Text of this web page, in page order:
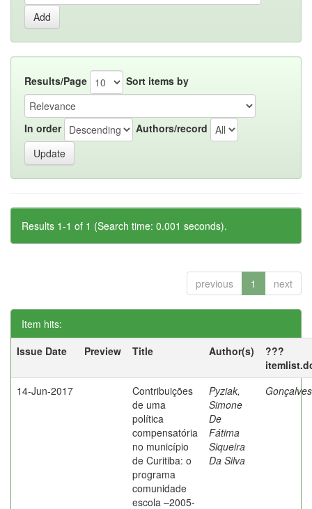
Results/Page Sort items by
In order Authors/record
Results 1-1 of 1 (Search time: 0.001 seconds).
previous 1 next
Item hits:
Issue Date
Preview Title Author(s)
???
14-Jun-2017
Contribuições
de uma
política
compensatória
no município
de Curitiba: o
programa
comunidade
escola –2005-
Pyziak,
Simone
De
Fátima
Siqueira
Da Silva